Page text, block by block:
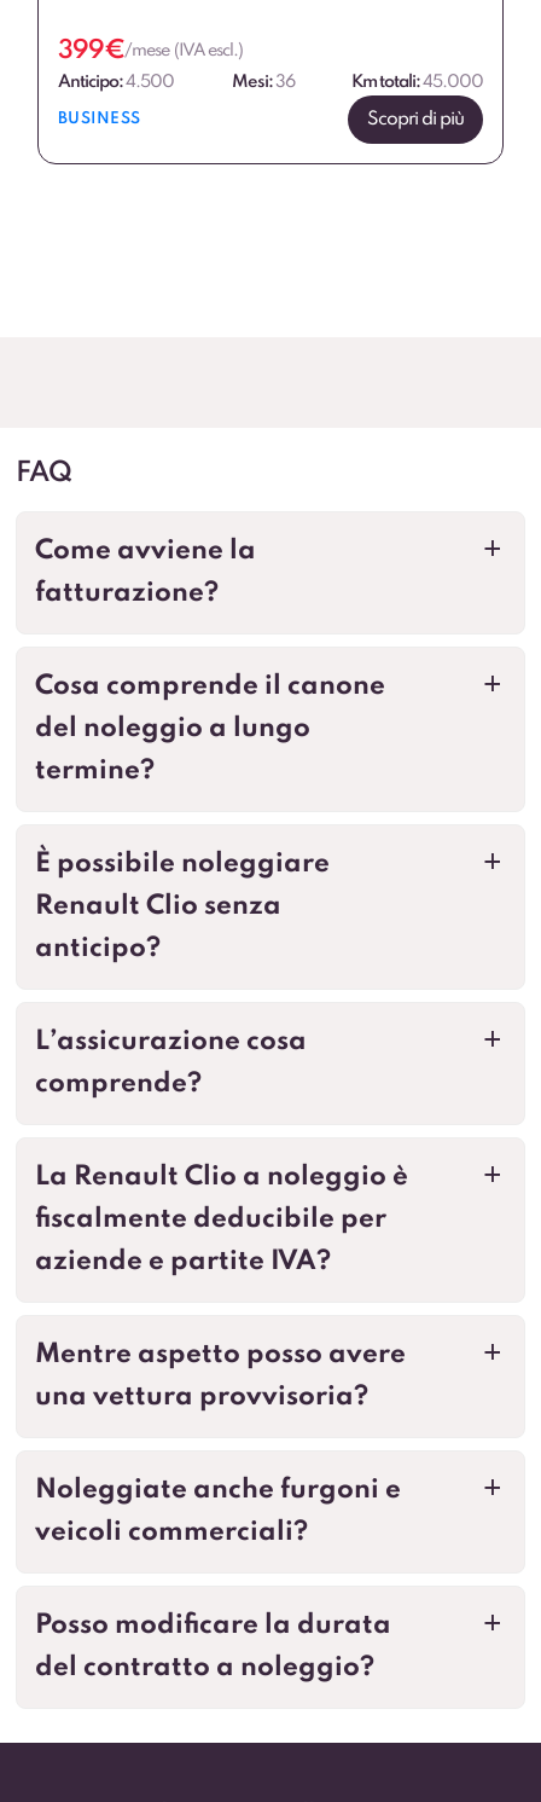
399€/mese (IVA escl.)
Anticipo:4.500 Mesi:36 Km totali:45.000
BUSINESS Scopri di più
FAQ
a
Come avviene la
fatturazione?
a
Cosa comprende il canone
del noleggio a lungo
termine?
a
È possibile noleggiare
Renault Clio senza
anticipo?
a
L’assicurazione cosa
comprende?
a
La Renault Clio a noleggio è
fiscalmente deducibile per
aziende e partite IVA?
a
Mentre aspetto posso avere
una vettura provvisoria?
a
Noleggiate anche furgoni e
veicoli commerciali?
a
Posso modificare la durata
del contratto a noleggio?